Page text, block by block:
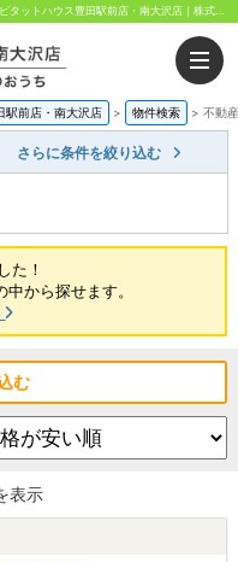
日野第八小学校(日野市)｜日野市、八王子市の総合不動産｜ピタットハウス豊田駅前店・南大沢店｜株式会社みんなのおうち
駅前店・南大沢店 > 物件検索 > 不動
さらに条件を絞り込む
た！
中から探せます。
む
表示